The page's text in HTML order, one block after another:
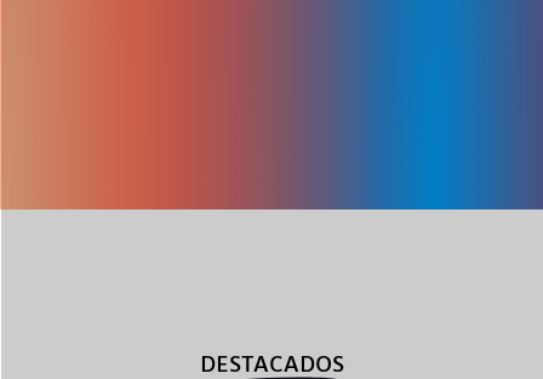
DESTACADOS